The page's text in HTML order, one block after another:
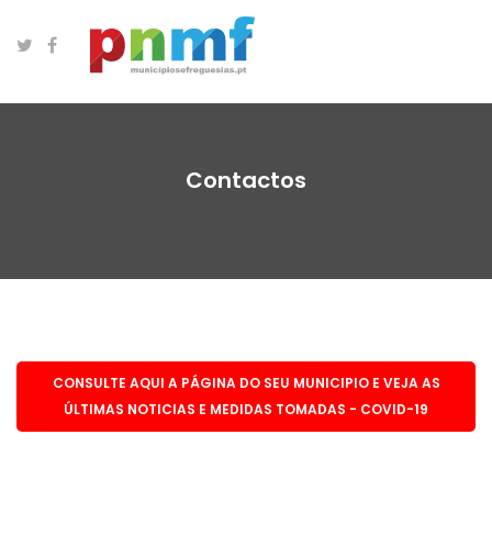
Contactos
CONSULTE AQUI A PÁGINA DO SEU MUNICIPIO E VEJA AS
ÚLTIMAS NOTICIAS E MEDIDAS TOMADAS - COVID-19